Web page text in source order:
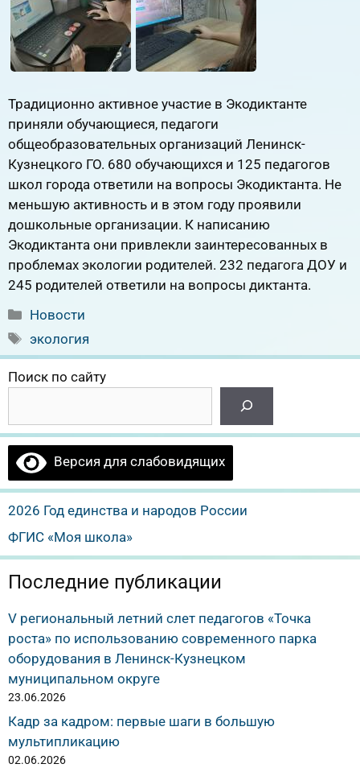
Традиционно активное участие в Экодиктанте
приняли обучающиеся, педагоги
общеобразовательных организаций Ленинск-
Кузнецкого ГО. 680 обучающихся и 125 педагогов
школ города ответили на вопросы Экодиктанта. Не
меньшую активность и в этом году проявили
дошкольные организации. К написанию
Экодиктанта они привлекли заинтересованных в
проблемах экологии родителей. 232 педагога ДОУ и
245 родителей ответили на вопросы диктанта.
Рубрики
Новости
Метки
экология
Поиск по сайту
Версия для слабовидящих
2026 Год единства и народов России
ФГИС «Моя школа»
Последние публикации
V региональный летний слет педагогов «Точка
роста» по использованию современного парка
оборудования в Ленинск-Кузнецком
муниципальном округе
23.06.2026
Кадр за кадром: первые шаги в большую
мультипликацию
02.06.2026